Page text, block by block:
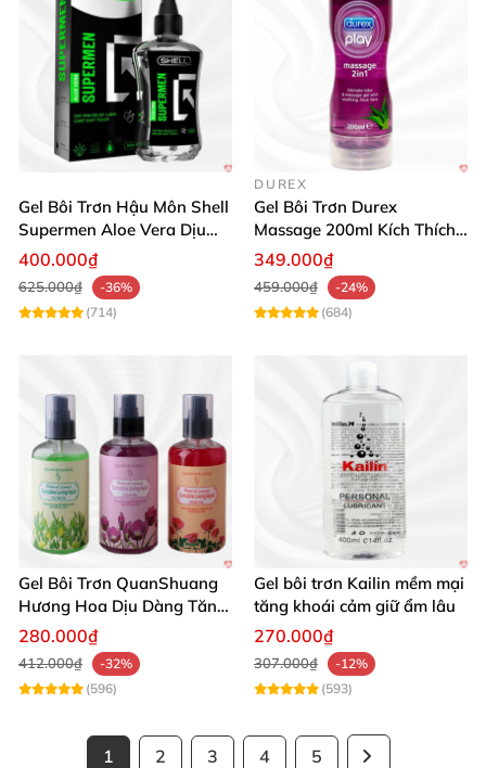
Gel Bôi Trơn Hậu Môn Shell
Supermen Aloe Vera Dịu
Nhẹ An Toàn
400.000₫
625.000₫
-36%
(714)
DUREX
Gel Bôi Trơn Durex
Massage 200ml Kích Thích
& Mềm Mịn Da
349.000₫
459.000₫
-24%
(684)
Gel Bôi Trơn QuanShuang
Hương Hoa Dịu Dàng Tăng
Khoái Cảm
280.000₫
412.000₫
-32%
(596)
Gel bôi trơn Kailin mềm mại
tăng khoái cảm giữ ẩm lâu
270.000₫
307.000₫
-12%
(593)
1 2 3 4 5